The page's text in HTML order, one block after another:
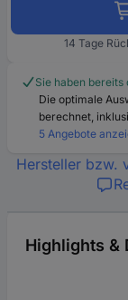
14 Tage
Sie haben bereits
Die optimale
berechnet,
5 Angebote
Hersteller bzw.
Highlights &